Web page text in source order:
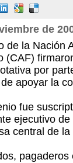
de
de la Nación
(CAF)
por
apoyar la
fue
ejecutivo
central de